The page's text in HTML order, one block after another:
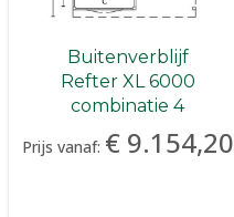
Buitenverblijf
Refter XL 6000
combinatie 4
Prijs vanaf: € 9.154,20